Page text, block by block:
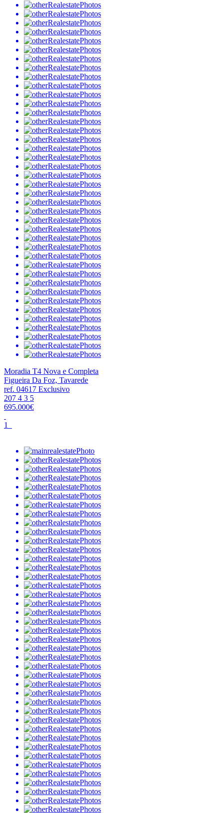
Moradia T4 Nova e Completa
Figueira Da Foz, Tavarede
ref. 04617 Exclusivo
207 4 3 5
695.000€
1